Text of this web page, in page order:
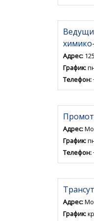
Адрес:
График:
Телефон:
Адрес:
График:
Телефон:
Адрес:
График: